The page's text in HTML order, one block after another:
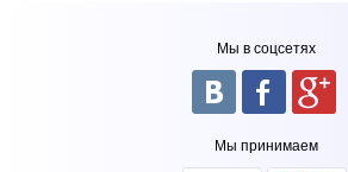
Мы в соцсетях
Мы принимаем